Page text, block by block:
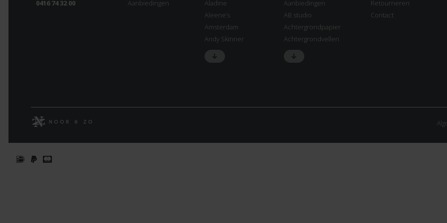
0416 74 32 00
Aanbiedingen
Aladine
Aleene’s
Amsterdam
Andy Skinner
Aanbiedingen
AB studio
Achtergrondpapier
Achtergrondvellen
Retourneren
Contact